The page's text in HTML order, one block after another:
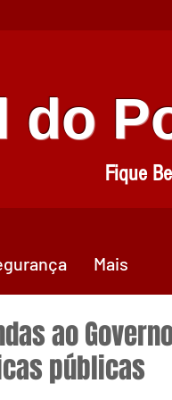
do
Fique
ao
públicas
Mais